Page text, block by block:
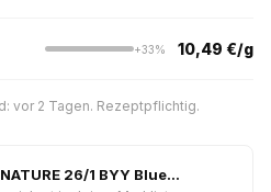
+33% 10,49 €/g
vor 2 Tagen. Rezeptpflichtig.
26/1 BYY Blue…